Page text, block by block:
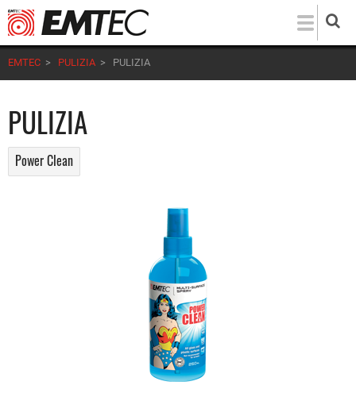
Salta
al
contenuto
principale
EMTEC > PULIZIA > PULIZIA
PULIZIA
Power Clean